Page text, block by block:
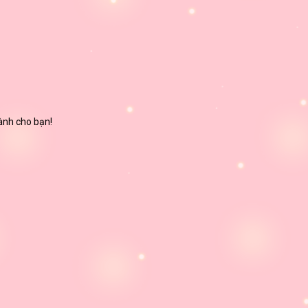
cho bạn!